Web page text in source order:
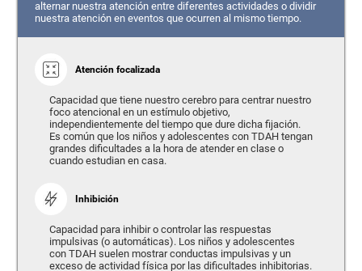
alternar nuestra atención entre diferentes actividades o dividir
nuestra atención en eventos que ocurren al mismo tiempo.
Atención focalizada
Capacidad que tiene nuestro cerebro para centrar nuestro
foco atencional en un estímulo objetivo,
independientemente del tiempo que dure dicha fijación.
Es común que los niños y adolescentes con TDAH tengan
grandes dificultades a la hora de atender en clase o
cuando estudian en casa.
Inhibición
Capacidad para inhibir o controlar las respuestas
impulsivas (o automáticas). Los niños y adolescentes
con TDAH suelen mostrar conductas impulsivas y un
exceso de actividad física por las dificultades inhibitorias.